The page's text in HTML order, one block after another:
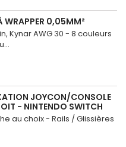
WRAPPER 0,05MM²
Kynar AWG 30 - 8 couleurs
JOYCON/CONSOLE
- NINTENDO SWITCH
au choix - Rails / Glissières